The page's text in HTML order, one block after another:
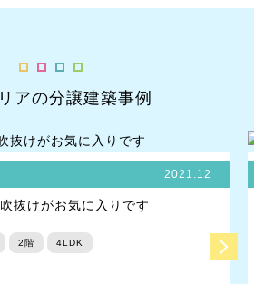
アの分譲建築事例
2021.12
抜けがお気に入りです
2階 4LDK